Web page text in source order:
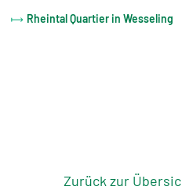
Rheintal Quartier in Wesseling
Zurück zur